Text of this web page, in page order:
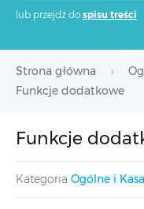
lub przejdź do spisu treści
Strona główna
Funkcje dodatkowe
Funkcje
Kategoria Ogólne i